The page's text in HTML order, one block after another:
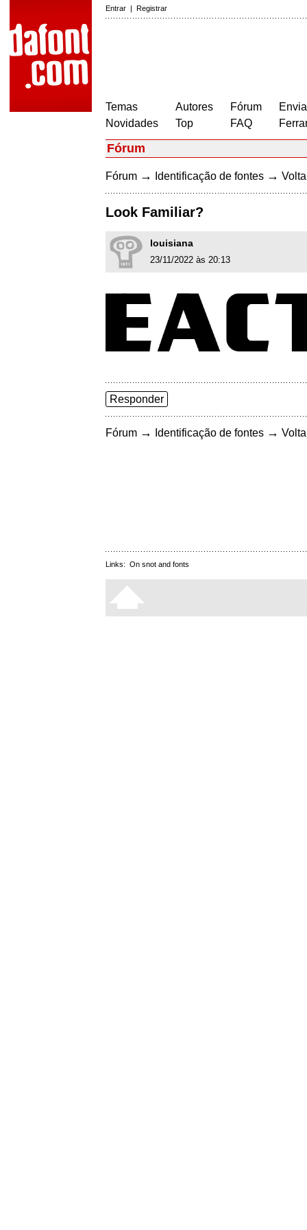
Entrar | Registrar
Temas
Novidades
Autores
Top
Fórum
FAQ
Fórum
Fórum → Identificação de fontes →
Look Familiar?
louisiana
23/11/2022 às 20:13
Responder
Fórum → Identificação de fontes →
Links: On snot and fonts